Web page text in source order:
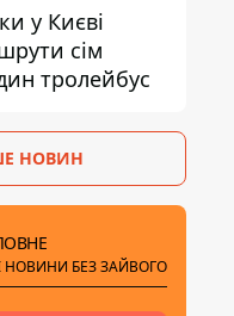
у Києві
сім
тролейбус
НОВИН
БЕЗ ЗАЙВОГО